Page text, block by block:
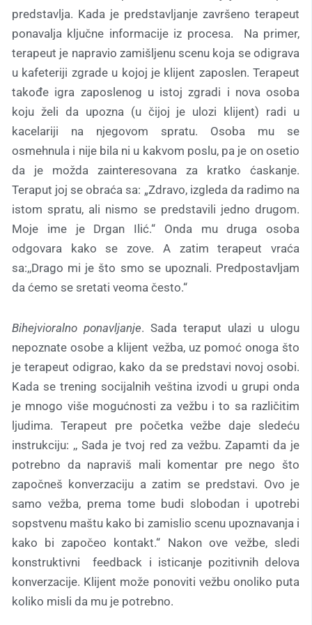
predstavlja. Kada je predstavljanje završeno terapeut
ponavalja ključne informacije iz procesa. Na primer,
terapeut je napravio zamišljenu scenu koja se odigrava
u kafeteriji zgrade u kojoj je klijent zaposlen. Terapeut
takođe igra zaposlenog u istoj zgradi i nova osoba
koju želi da upozna (u čijoj je ulozi klijent) radi u
kacelariji na njegovom spratu. Osoba mu se
osmehnula i nije bila ni u kakvom poslu, pa je on osetio
da je možda zainteresovana za kratko ćaskanje.
Teraput joj se obraća sa: „Zdravo, izgleda da radimo na
istom spratu, ali nismo se predstavili jedno drugom.
Moje ime je Drgan Ilić.“ Onda mu druga osoba
odgovara kako se zove. A zatim terapeut vraća
sa:,,Drago mi je što smo se upoznali. Predpostavljam
da ćemo se sretati veoma često.“
Bihejvioralno ponavljanje. Sada teraput ulazi u ulogu
nepoznate osobe a klijent vežba, uz pomoć onoga što
je terapeut odigrao, kako da se predstavi novoj osobi.
Kada se trening socijalnih veština izvodi u grupi onda
je mnogo više mogućnosti za vežbu i to sa različitim
ljudima. Terapeut pre početka vežbe daje sledeću
instrukciju: ,, Sada je tvoj red za vežbu. Zapamti da je
potrebno da napraviš mali komentar pre nego što
započneš konverzaciju a zatim se predstavi. Ovo je
samo vežba, prema tome budi slobodan i upotrebi
sopstvenu maštu kako bi zamislio scenu upoznavanja i
kako bi započeo kontakt.“ Nakon ove vežbe, sledi
konstruktivni feedback i isticanje pozitivnih delova
konverzacije. Klijent može ponoviti vežbu onoliko puta
koliko misli da mu je potrebno.